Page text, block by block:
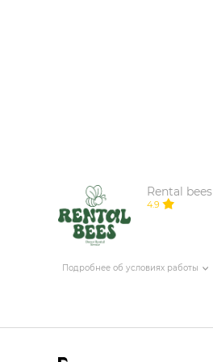
Rental bees
4.9
Подробнее об условиях работы